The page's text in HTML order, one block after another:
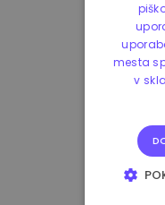
mesta
v